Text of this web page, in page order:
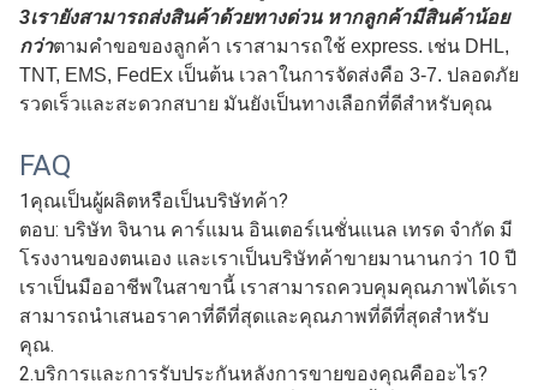
3เรายังสามารถส่งสินค้าด้วยทางด่วน หากลูกค้ามีสินค้าน้อย
กว่าตามคําขอของลูกค้า เราสามารถใช้ express. เช่น DHL,
TNT, EMS, FedEx เป็นต้น เวลาในการจัดส่งคือ 3-7. ปลอดภัย
รวดเร็วและสะดวกสบาย มันยังเป็นทางเลือกที่ดีสําหรับคุณ
FAQ
1คุณเป็นผู้ผลิตหรือเป็นบริษัทค้า?
ตอบ: บริษัท จินาน คาร์แมน อินเตอร์เนชั่นแนล เทรด จํากัด มี
โรงงานของตนเอง และเราเป็นบริษัทค้าขายมานานกว่า 10 ปี
เราเป็นมืออาชีพในสาขานี้ เราสามารถควบคุมคุณภาพได้เรา
สามารถนําเสนอราคาที่ดีที่สุดและคุณภาพที่ดีที่สุดสําหรับ
คุณ.
2.บริการและการรับประกันหลังการขายของคุณคืออะไร?